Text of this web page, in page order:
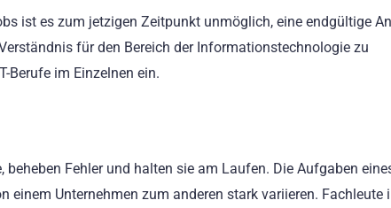
ist es zum jetzigen Zeitpunkt unmöglich, eine endgültige
für den Bereich der Informationstechnologie zu
Berufe im Einzelnen ein.
Fehler und halten sie am Laufen. Die Aufgaben
einem Unternehmen zum anderen stark variieren. Fachleute